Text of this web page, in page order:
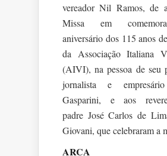
vereador Nil Ramos, de
Missa em
aniversário dos 115 anos
da Associação Italiana
(AIVI), na pessoa de seu
jornalista e
Gasparini, e aos
padre José Carlos de
Giovani, que celebraram a
ARCA